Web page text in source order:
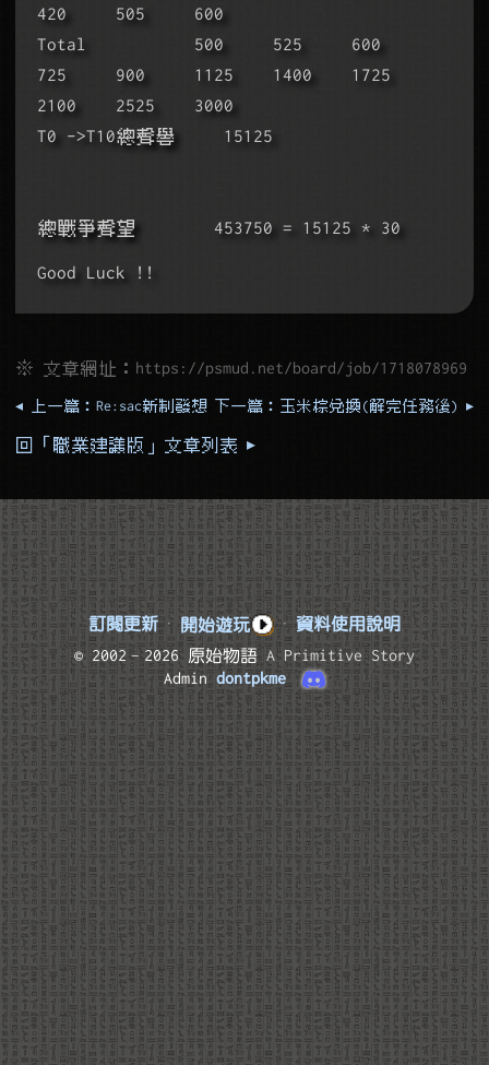
420     505     600
Total           500     525     600
725     900     1125    1400    1725
2100    2525    3000
T0 ->T10總聲譽     15125
總戰爭聲望        453750 = 15125 * 30
Good Luck !!
※ 文章網址： https://psmud.net/board/job/1718078969
◂ 上一篇：Re:sac新制發想 下一篇：玉米棕兌換(解完任務後) ▸
回「職業建議版」文章列表 ▸
訂閱更新 · 開始遊玩 · 資料使用說明
© 2002–2026 原始物語 A Primitive Story
Admin dontpkme